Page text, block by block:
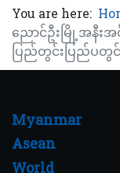
You are here:
ညောင်ဦးမြို့အနီးအ
ပြည်တွင်းပြည်ပတွင်
Myanmar
Asean
World